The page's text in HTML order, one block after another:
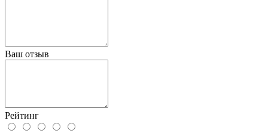
Ваш отзыв
Рейтинг